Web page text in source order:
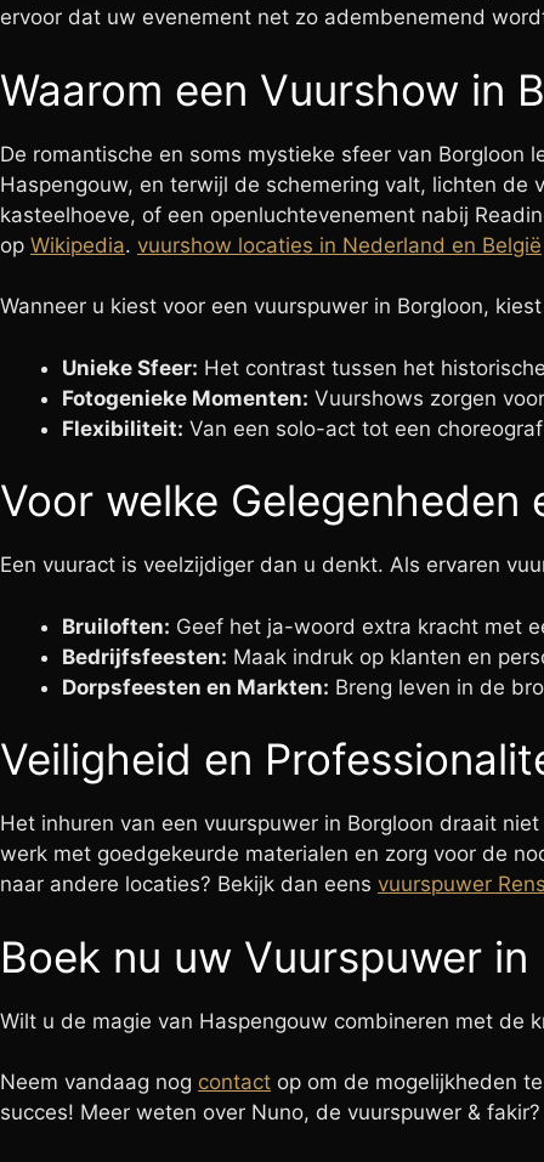
ervoor dat uw evenement net zo adembenemend
Waarom een Vuurshow in
De romantische en soms mystieke sfeer van
Haspengouw, en terwijl de schemering valt, lichten
kasteelhoeve, of een openluchtevenement nabij
op Wikipedia. vuurshow locaties in Nederland en België
Wanneer u kiest voor een vuurspuwer in Borgloon,
Unieke Sfeer: Het contrast tussen het
Fotogenieke Momenten: Vuurshows zorgen
Flexibiliteit: Van een solo-act tot een
Voor welke Gelegenheden
Een vuuract is veelzijdiger dan u denkt. Als ervaren
Bruiloften: Geef het ja-woord extra kracht met
Bedrijfsfeesten: Maak indruk op klanten en
Dorpsfeesten en Markten: Breng leven in de
Veiligheid en
Het inhuren van een vuurspuwer in Borgloon draait
werk met goedgekeurde materialen en zorg voor de
naar andere locaties? Bekijk dan eens vuurspuwer
Boek nu uw Vuurspuwer in
Wilt u de magie van Haspengouw combineren met de
Neem vandaag nog contact op om de mogelijkheden
succes! Meer weten over Nuno, de vuurspuwer &